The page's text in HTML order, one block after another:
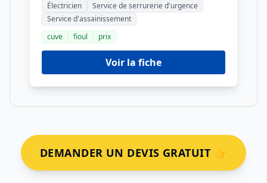
Électricien
Service de serrurerie d'urgence
Service d'assainissement
cuve
fioul prix
Voir la fiche
DEMANDER UN DEVIS GRATUIT 👉